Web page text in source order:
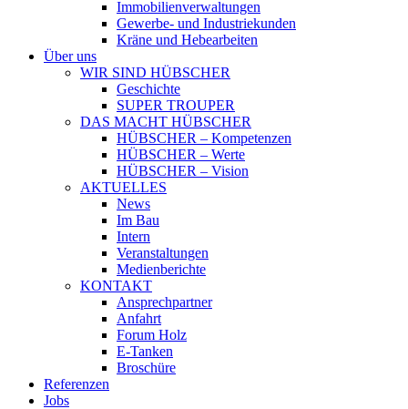
Immobilienverwaltungen
Gewerbe- und Industriekunden
Kräne und Hebearbeiten
Über uns
WIR SIND HÜBSCHER
Geschichte
SUPER TROUPER
DAS MACHT HÜBSCHER
HÜBSCHER – Kompetenzen
HÜBSCHER – Werte
HÜBSCHER – Vision
AKTUELLES
News
Im Bau
Intern
Veranstaltungen
Medienberichte
KONTAKT
Ansprechpartner
Anfahrt
Forum Holz
E-Tanken
Broschüre
Referenzen
Jobs